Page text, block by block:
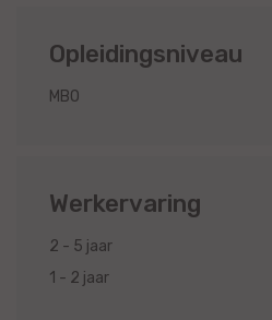
Opleidingsniveau
MBO
Werkervaring
2 - 5 jaar
1 - 2 jaar